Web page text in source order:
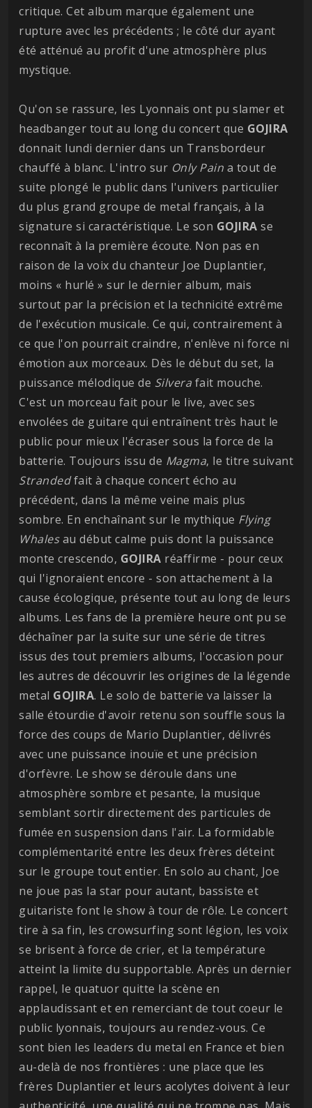
critique. Cet album marque également une
rupture avec les précédents ; le côté dur ayant
été atténué au profit d'une atmosphère plus
mystique.
Qu'on se rassure, les Lyonnais ont pu slamer et
headbanger tout au long du concert que GOJIRA
donnait lundi dernier dans un Transbordeur
chauffé à blanc. L'intro sur Only Pain a tout de
suite plongé le public dans l'univers particulier
du plus grand groupe de metal français, à la
signature si caractéristique. Le son GOJIRA se
reconnaît à la première écoute. Non pas en
raison de la voix du chanteur Joe Duplantier,
moins « hurlé » sur le dernier album, mais
surtout par la précision et la technicité extrême
de l'exécution musicale. Ce qui, contrairement à
ce que l'on pourrait craindre, n'enlève ni force ni
émotion aux morceaux. Dès le début du set, la
puissance mélodique de Silvera fait mouche.
C'est un morceau fait pour le live, avec ses
envolées de guitare qui entraînent très haut le
public pour mieux l'écraser sous la force de la
batterie. Toujours issu de Magma, le titre suivant
Strandedfait à chaque concert écho au
précédent, dans la même veine mais plus
sombre. En enchaînant sur le mythique Flying
Whalesau début calme puis dont la puissance
monte crescendo, GOJIRA réaffirme - pour ceux
qui l'ignoraient encore - son attachement à la
cause écologique, présente tout au long de leurs
albums. Les fans de la première heure ont pu se
déchaîner par la suite sur une série de titres
issus des tout premiers albums, l'occasion pour
les autres de découvrir les origines de la légende
metal GOJIRA. Le solo de batterie va laisser la
salle étourdie d'avoir retenu son souffle sous la
force des coups de Mario Duplantier, délivrés
avec une puissance inouïe et une précision
d'orfèvre. Le show se déroule dans une
atmosphère sombre et pesante, la musique
semblant sortir directement des particules de
fumée en suspension dans l'air. La formidable
complémentarité entre les deux frères déteint
sur le groupe tout entier. En solo au chant, Joe
ne joue pas la star pour autant, bassiste et
guitariste font le show à tour de rôle. Le concert
tire à sa fin, les crowsurfing sont légion, les voix
se brisent à force de crier, et la température
atteint la limite du supportable. Après un dernier
rappel, le quatuor quitte la scène en
applaudissant et en remerciant de tout coeur le
public lyonnais, toujours au rendez-vous. Ce
sont bien les leaders du metal en France et bien
au-delà de nos frontières : une place que les
frères Duplantier et leurs acolytes doivent à leur